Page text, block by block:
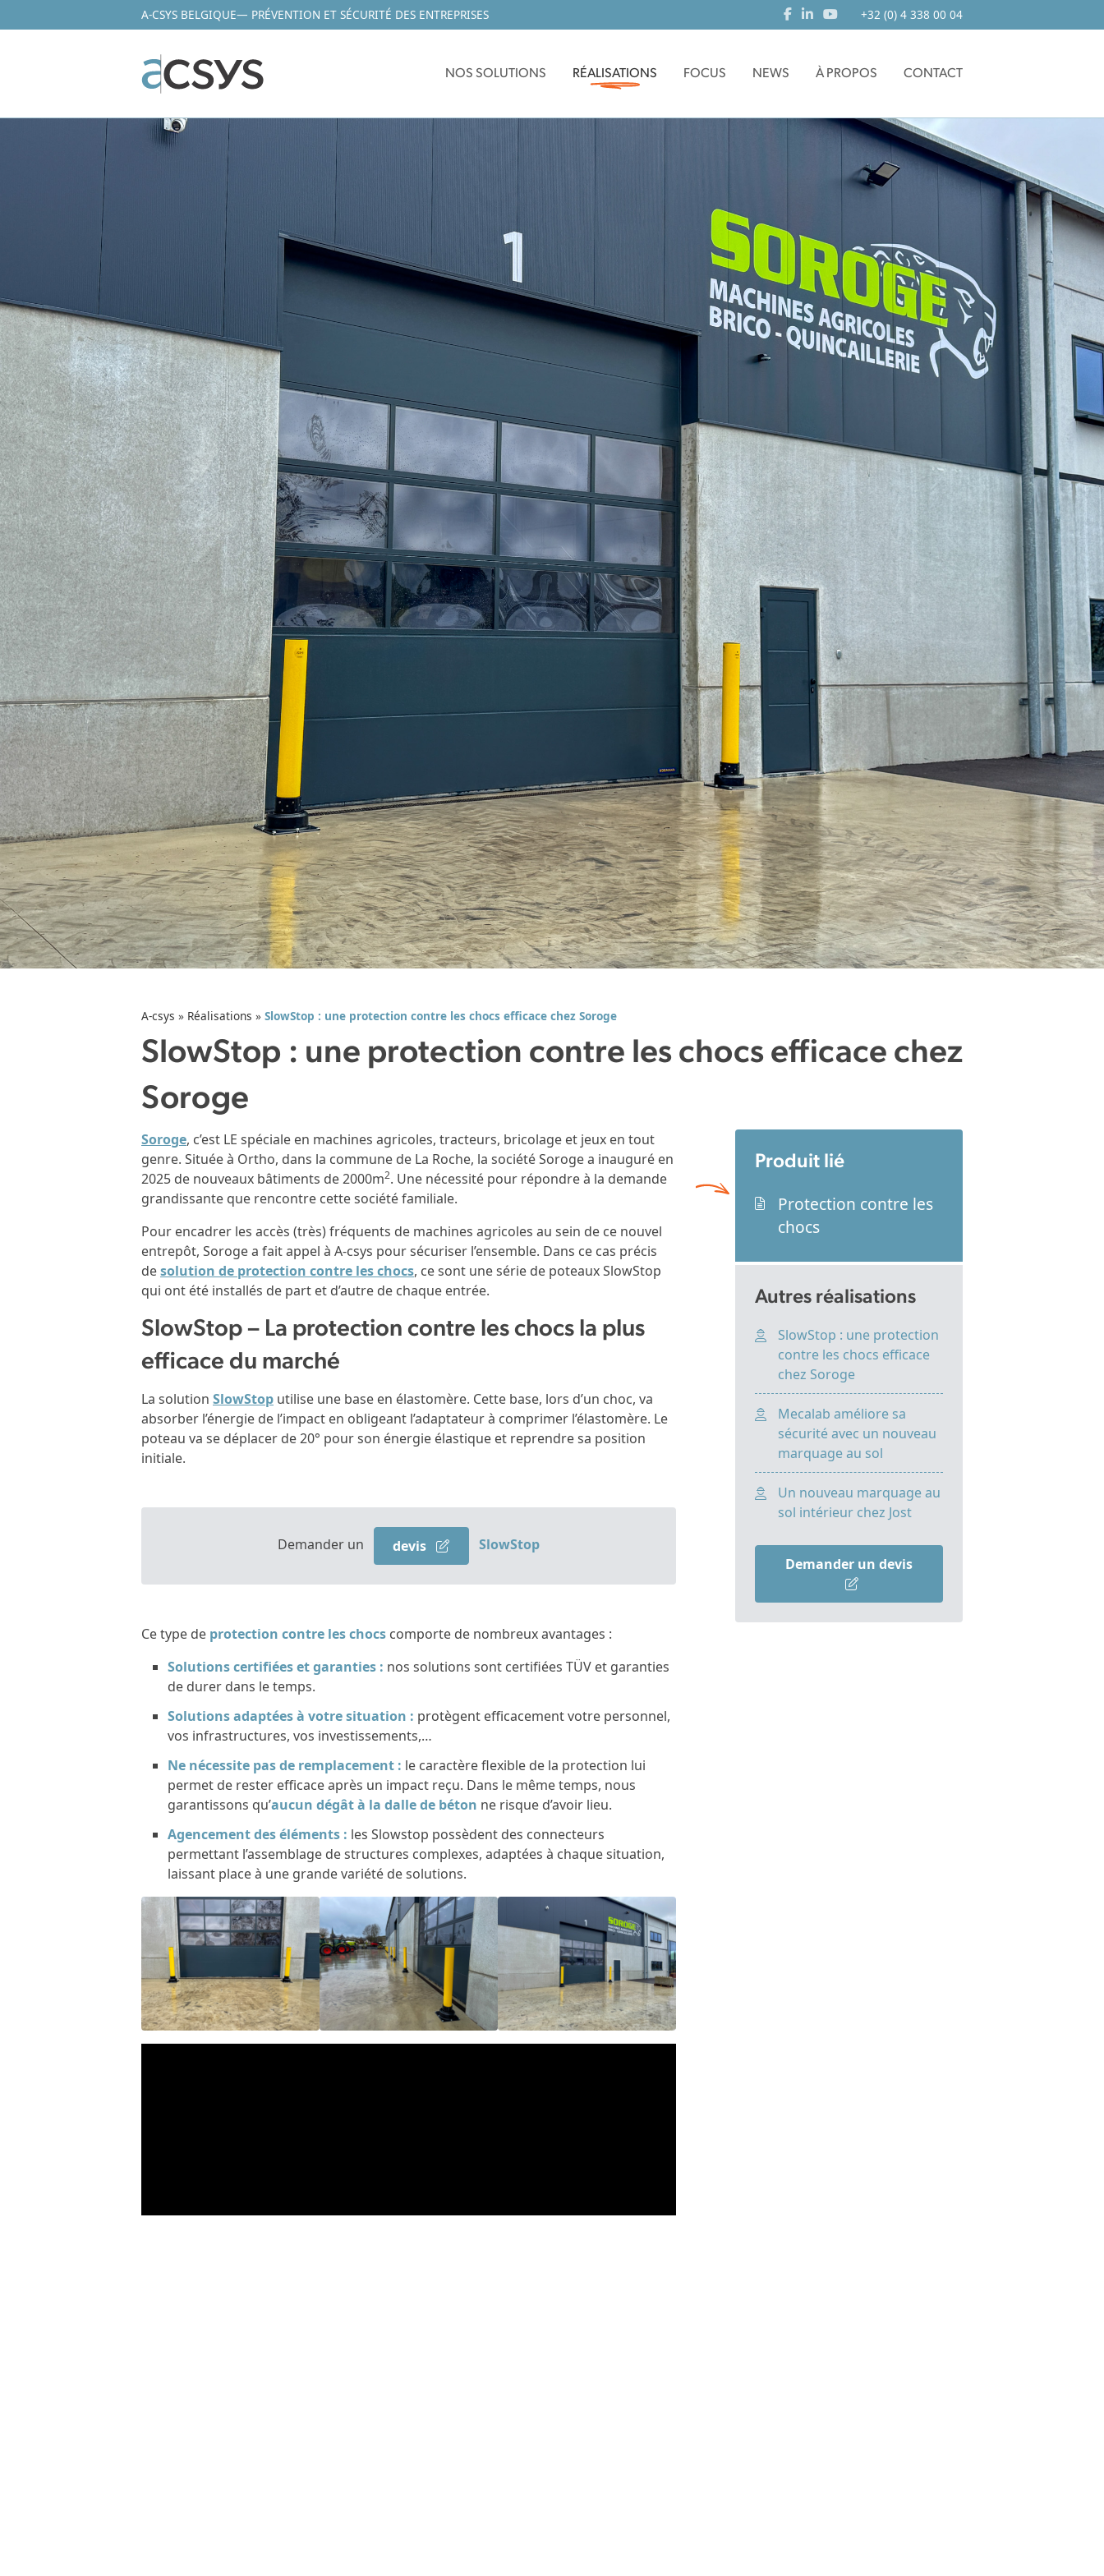
A-CSYS BELGIQUE— PRÉVENTION ET SÉCURITÉ DES ENTREPRISES +32 (0) 4 338 00 04
NOS SOLUTIONS RÉALISATIONS FOCUS NEWS À PROPOS CONTACT
A-csys » Réalisations » SlowStop : une protection contre les chocs efficace chez Soroge
SlowStop : une protection contre les chocs efficace chez
Soroge
Soroge, c’est LE spéciale en machines agricoles, tracteurs, bricolage et jeux en tout
genre. Située à Ortho, dans la commune de La Roche, la société Soroge a inauguré en
2025 de nouveaux bâtiments de 2000m2. Une nécessité pour répondre à la demande
grandissante que rencontre cette société familiale.
Pour encadrer les accès (très) fréquents de machines agricoles au sein de ce nouvel
entrepôt, Soroge a fait appel à A-csys pour sécuriser l’ensemble. Dans ce cas précis
desolution de protection contre les chocs, ce sont une série de poteaux SlowStop
qui ont été installés de part et d’autre de chaque entrée.
SlowStop – La protection contre les chocs la plus
efficace du marché
La solution SlowStop utilise une base en élastomère. Cette base, lors d’un choc, va
absorber l’énergie de l’impact en obligeant l’adaptateur à comprimer l’élastomère. Le
poteau va se déplacer de 20° pour son énergie élastique et reprendre sa position
initiale.
Demander un devis SlowStop
Ce type de protection contre les chocs comporte de nombreux avantages :
Solutions certifiées et garanties : nos solutions sont certifiées TÜV et garanties
de durer dans le temps.
Solutions adaptées à votre situation : protègent efficacement votre personnel,
vos infrastructures, vos investissements,…
Ne nécessite pas de remplacement : le caractère flexible de la protection lui
permet de rester efficace après un impact reçu. Dans le même temps, nous
garantissons qu’aucun dégât à la dalle de béton ne risque d’avoir lieu.
Agencement des éléments : les Slowstop possèdent des connecteurs
permettant l’assemblage de structures complexes, adaptées à chaque situation,
laissant place à une grande variété de solutions.
Produit lié
Protection contre les
chocs
Autres réalisations
SlowStop : une protection
contre les chocs efficace
chez Soroge
Mecalab améliore sa
sécurité avec un nouveau
marquage au sol
Un nouveau marquage au
sol intérieur chez Jost
Demander un devis